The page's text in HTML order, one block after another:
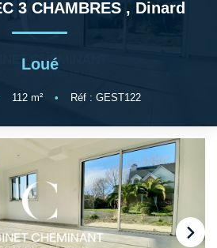
LOCATIVE
AGENCES
Sommes-Nous ?
Biens Loués
Nos Actualités
3 CHAMBRES , Dinard
Loué
112m² • Réf : GEST122